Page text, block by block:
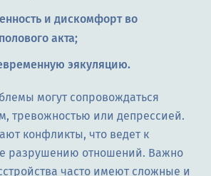
и дискомфорт во
акта;
эякуляцию.
могут сопровождаться
тревожностью или депрессией.
конфликты, что ведет к
разрушению отношений. Важно
часто имеют сложные и